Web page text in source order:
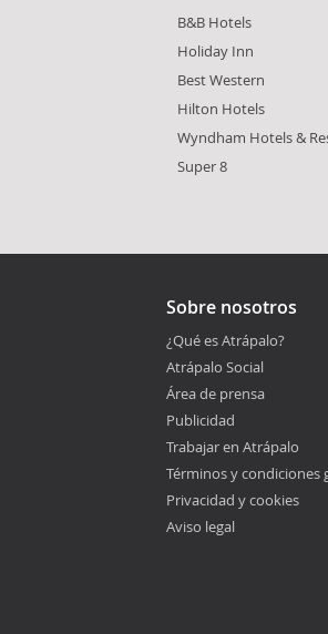
B&B Hotels
Holiday Inn
Best Western
Hilton Hotels
Wyndham Hotels &
Super 8
Sobre nosotros
¿Qué es Atrápalo?
Atrápalo Social
Área de prensa
Publicidad
Trabajar en Atrápalo
Términos y condiciones
Privacidad y cookies
Aviso legal